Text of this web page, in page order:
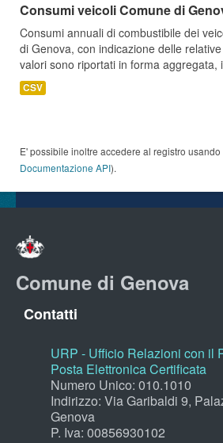
Consumi veicoli Comune di
Consumi annuali di combustibile dei
di Genova, con indicazione delle
valori sono riportati in forma aggregata,
CSV
E' possibile inoltre accedere al registro usando
Documentazione API).
Comune di Genova
Contatti
URP - Ufficio Relazioni con il
Posta Elettronica Certificata
Numero Unico: 010.1010
Indirizzo: Via Garibaldi 9,
Genova
P. Iva: 00856930102